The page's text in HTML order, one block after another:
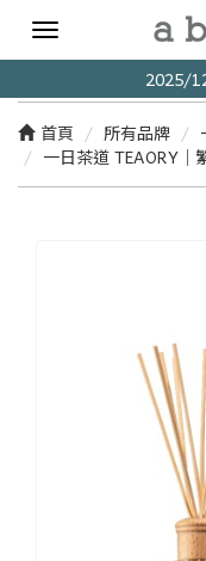
Toggle
navigation
2025/
首頁 所有品牌
一日茶道 TEAORY｜